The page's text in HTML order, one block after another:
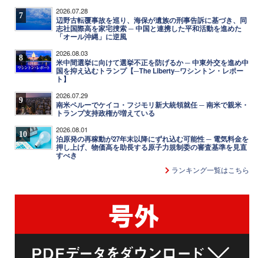
7 2026.07.28
辺野古転覆事故を巡り、海保が遺族の刑事告訴に基づき、同
志社国際高を家宅捜索 ─ 中国と連携した平和活動を進めた
「オール沖縄」に逆風
8 2026.08.03
米中間選挙に向けて選挙不正を防げるか ─ 中東外交を進め中
国を抑え込むトランプ【─The Liberty─ワシントン・レポー
ト】
9 2026.07.29
南米ペルーでケイコ・フジモリ新大統領就任 ─ 南米で親米・
トランプ支持政権が増えている
10 2026.08.01
泊原発の再稼動が27年末以降にずれ込む可能性 ─ 電気料金を
押し上げ、物価高を助長する原子力規制委の審査基準を見直
すべき
ランキング一覧はこちら